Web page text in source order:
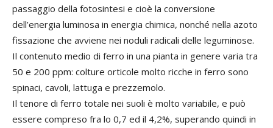
passaggio della fotosintesi e cioè la conversione
dell’energia luminosa in energia chimica, nonché nella azoto
fissazione che avviene nei noduli radicali delle leguminose.
Il contenuto medio di ferro in una pianta in genere varia tra
50 e 200 ppm: colture orticole molto ricche in ferro sono
spinaci, cavoli, lattuga e prezzemolo.
Il tenore di ferro totale nei suoli è molto variabile, e può
essere compreso fra lo 0,7 ed il 4,2%, superando quindi in